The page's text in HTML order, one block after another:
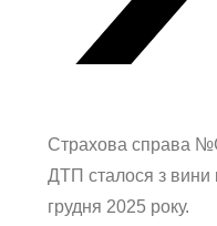
Страхова справа
ДТП сталося з вини
грудня 2025 року.